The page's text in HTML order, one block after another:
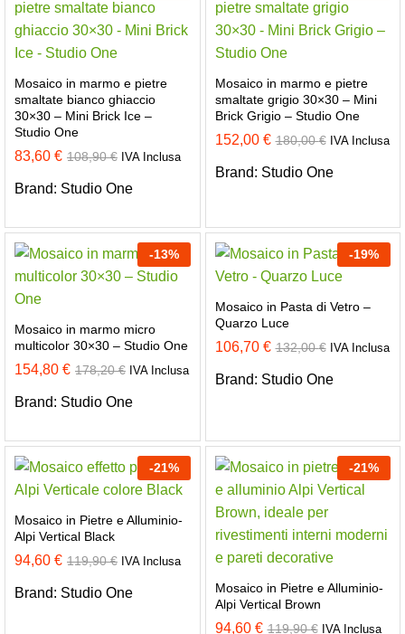
Mosaico in marmo e pietre
smaltate bianco ghiaccio
30×30 – Mini Brick Ice –
Studio One
83,60 € 108,90€ IVA Inclusa
Brand: Studio One
Mosaico in marmo e pietre
smaltate grigio 30×30 – Mini
Brick Grigio – Studio One
152,00 € 180,00€ IVA Inclusa
Brand: Studio One
-13%
Mosaico in marmo micro
multicolor 30×30 – Studio One
154,80 € 178,20€ IVA Inclusa
Brand: Studio One
-19%
Mosaico in Pasta di Vetro –
Quarzo Luce
106,70 € 132,00€ IVA Inclusa
Brand: Studio One
-21%
Mosaico in Pietre e Alluminio-
Alpi Vertical Black
94,60 € 119,90€ IVA Inclusa
Brand: Studio One
-21%
Mosaico in Pietre e Alluminio-
Alpi Vertical Brown
94,60 € 119,90€ IVA Inclusa